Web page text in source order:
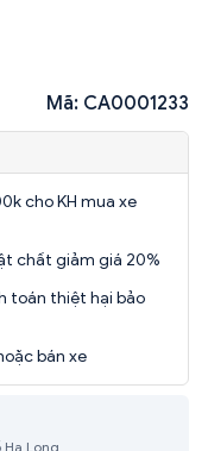
Mã: CA0001233
cho KH mua xe
chất giảm giá 20%
toán thiệt hại bảo
bán xe
Long